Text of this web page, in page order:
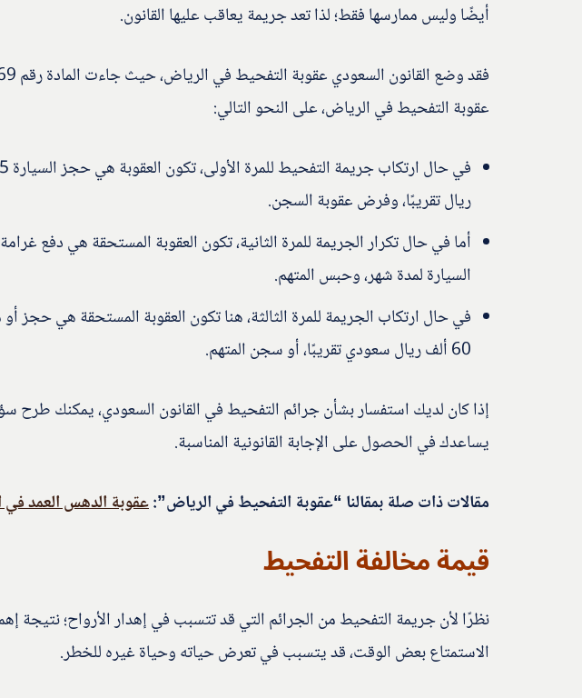
أيضًا وليس ممارسها فقط؛ لذا تعد جريمة يعاقب عليها القانون.
عقوبة التفحيط في الرياض، على النحو التالي:
ريال تقريبًا، وفرض عقوبة السجن.
السيارة لمدة شهر، وحبس المتهم.
في حال ارتكاب الجريمة للمرة الثالثة، هنا تكون العقوبة المستحقة هي حجز أو
60 ألف ريال سعودي تقريبًا، أو سجن المتهم.
إذا كان لديك استفسار بشأن جرائم التفحيط في القانون السعودي، يمكنك طرح
يساعدك في الحصول على الإجابة القانونية المناسبة.
مقالات ذات صلة بمقالنا “عقوبة التفحيط في الرياض”:عقوبة الدهس العمد في
قيمة مخالفة التفحيط
نظرًا لأن جريمة التفحيط من الجرائم التي قد تتسبب في إهدار الأرواح؛ نتيجة
الاستمتاع بعض الوقت، قد يتسبب في تعرض حياته وحياة غيره للخطر.